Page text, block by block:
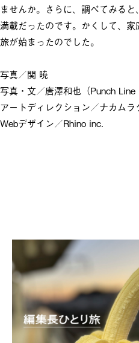
ませんか。さらに、調べてみる
満載だったのです。かくして、
旅が始まったのでした。
写真／関 暁
写真・文／唐澤和也（Punch Line
アートディレクション／ナカムラ
Webデザイン／Rhino inc.